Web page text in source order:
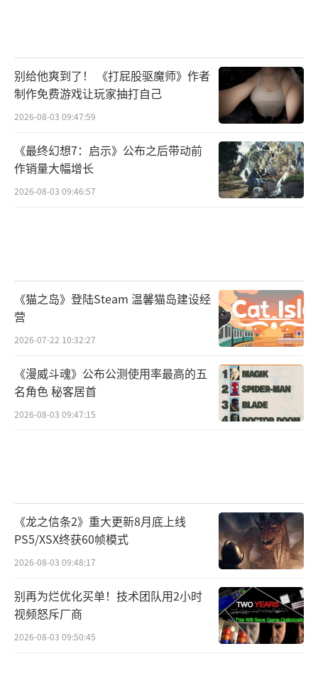
别给他爽到了！ 《打屁股驱魔师》作者
制作免费游戏让玩家抽打自己
2026-08-03 09:47:59
《最终幻想7：启示》公布之后带动前
作销量大幅增长
2026-08-03 09:46:57
《猫之岛》登陆Steam 温馨猫岛建设经
营
2026-07-22 10:32:27
《漫威斗魂》公布公测使用率最高的五
名角色 秘客居首
2026-08-03 09:47:15
《龙之信条2》重大更新8月底上线
PS5/XSX终获60帧模式
2026-08-03 09:48:17
别再为烂优化买单！技术团队用2小时
视频怒斥厂商
2026-08-03 09:50:45